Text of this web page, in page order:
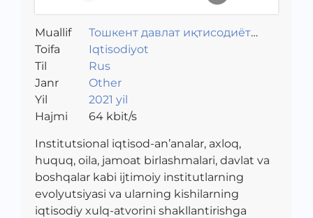
Muallif
Тошкент давлат иқтисодиёт
университети
Toifa
Iqtisodiyot
Til
Rus
Janr
Other
Yil
2021 yil
Hajmi
64kbit/s
Institutsional iqtisod-an’analar, axloq,
huquq, oila, jamoat birlashmalari, davlat va
boshqalar kabi ijtimoiy institutlarning
evolyutsiyasi va ularning kishilarning
iqtisodiy xulq-atvorini shakllantirishga